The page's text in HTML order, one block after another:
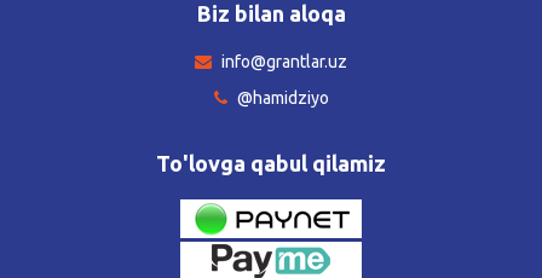
Biz bilan aloqa
info@grantlar.uz
@hamidziyo
To'lovga qabul qilamiz